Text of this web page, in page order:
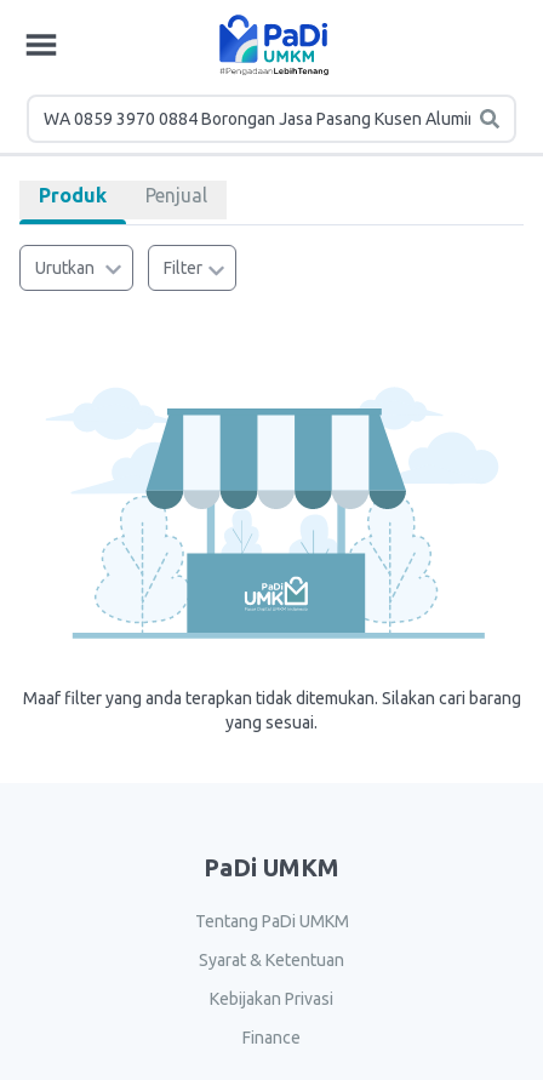
Produk Penjual
Urutkan Filter
Maaf filter yang anda terapkan tidak ditemukan. Silakan cari barang
yang sesuai.
PaDi UMKM
Tentang PaDi UMKM
Syarat & Ketentuan
Kebijakan Privasi
Finance